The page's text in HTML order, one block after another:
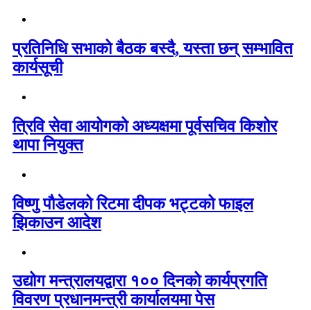
प्रतिनिधि सभाको बैठक बस्दै, यस्ता छन् सम्भावित
कार्यसूची
त्रिवि सेवा आयोगको अध्यक्षमा पूर्वसचिव किशोर
थापा नियुक्त
विष्णु पौडेलको रिटमा दीपक भट्टको फाइल
झिकाउन आदेश
उद्योग मन्त्रालयद्वारा १०० दिनको कार्यप्रगति
विवरण प्रधानमन्त्री कार्यालयमा पेस